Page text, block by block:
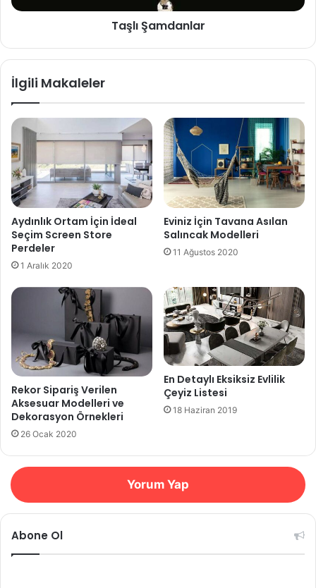
Taşlı Şamdanlar
İlgili Makaleler
Aydınlık Ortam İçin İdeal
Seçim Screen Store
Perdeler
1 Aralık 2020
Eviniz İçin Tavana Asılan
Salıncak Modelleri
11 Ağustos 2020
Rekor Sipariş Verilen
Aksesuar Modelleri ve
Dekorasyon Örnekleri
26 Ocak 2020
En Detaylı Eksiksiz Evlilik
Çeyiz Listesi
18 Haziran 2019
Yorum Yap
Abone Ol